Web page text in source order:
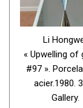
Li
« Upwelling of
#97 ».
acier.1980.
Gallery.